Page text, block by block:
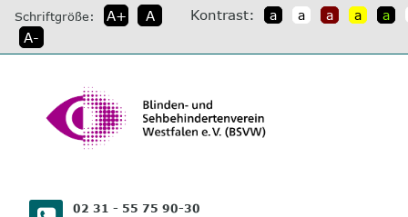
direkt
zum
Inhalt
Schriftgröße: A+
A
A-
Kontrast: a a a a a
02 31 - 55 75 90-30